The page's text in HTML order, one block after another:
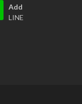
Add
LINE